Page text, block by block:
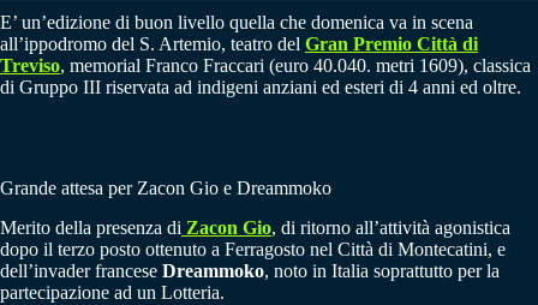
E’ un’edizione di buon livello quella che domenica va in scena
all’ippodromo del S. Artemio, teatro del Gran Premio Città di
Treviso, memorial Franco Fraccari (euro 40.040. metri 1609), classica
di Gruppo III riservata ad indigeni anziani ed esteri di 4 anni ed oltre.
Grande attesa per Zacon Gio e Dreammoko
Merito della presenza di Zacon Gio, di ritorno all’attività agonistica
dopo il terzo posto ottenuto a Ferragosto nel Città di Montecatini, e
dell’invader francese Dreammoko, noto in Italia soprattutto per la
partecipazione ad un Lotteria.